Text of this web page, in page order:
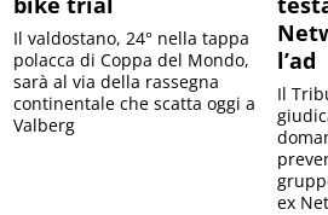
Il valdostano, 24° nella tappa
polacca di Coppa del Mondo,
sarà al via della rassegna
continentale che scatta oggi a
Valberg
l’ad
Il
ex